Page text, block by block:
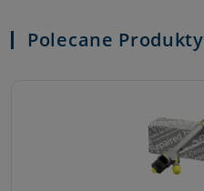
Polecane Produkty